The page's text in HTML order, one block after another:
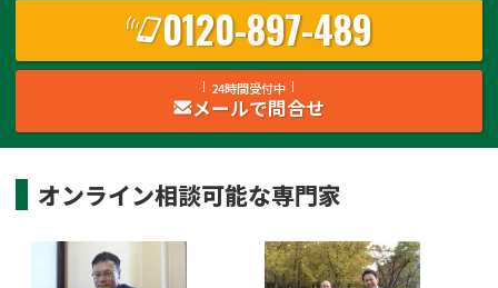
0120-897-489
24時間受付中
メールで問合せ
オンライン相談可能な専門家